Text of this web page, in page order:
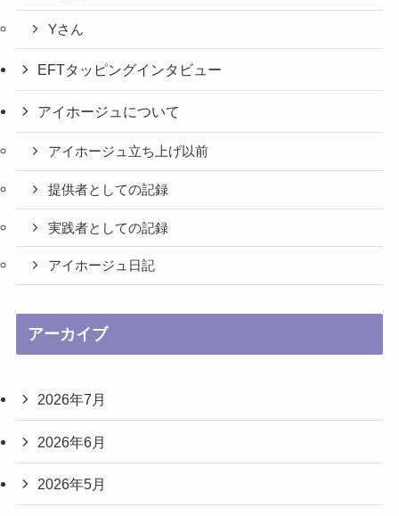
Yさん
EFTタッピングインタビュー
アイホージュについて
アイホージュ立ち上げ以前
提供者としての記録
実践者としての記録
アイホージュ日記
アーカイブ
2026年7月
2026年6月
2026年5月